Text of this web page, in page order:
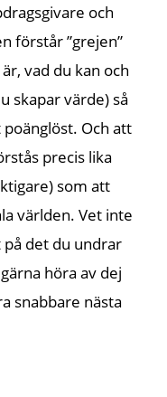
och
förstår ”grejen”
vad du kan och
skapar värde) så
Och att
precis lika
som att
världen. Vet inte
på det du undrar
höra av dej
snabbare nästa